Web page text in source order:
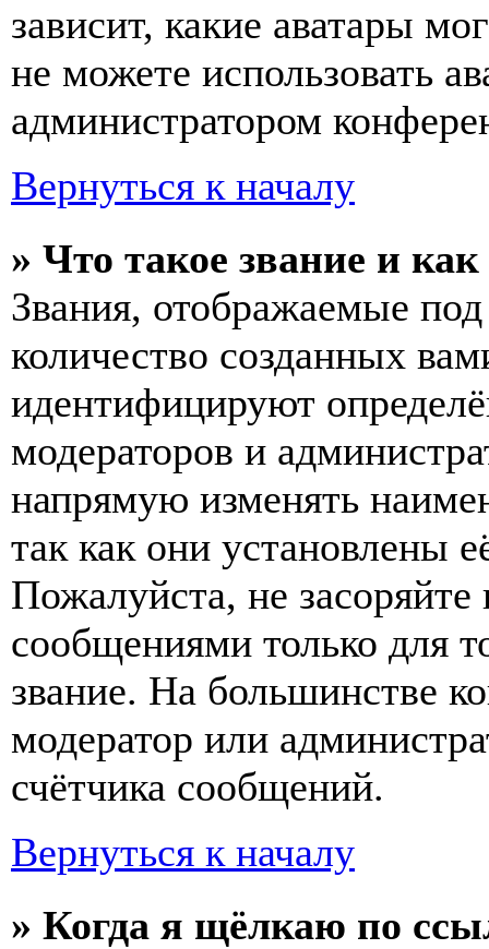
зависит, какие аватары
не можете использовать
администратором
Вернуться к началу
» Что такое звание и
Звания, отображаемые
количество созданных
идентифицируют
модераторов и
напрямую изменять
так как они установлены
Пожалуйста, не
сообщениями только для
звание. На большинстве
модератор или
счётчика сообщений.
Вернуться к началу
» Когда я щёлкаю по